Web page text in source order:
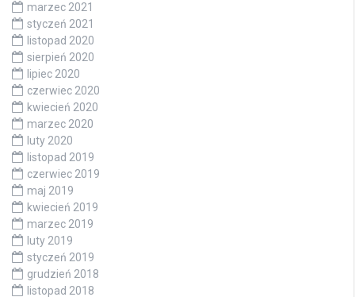
marzec 2021
styczeń 2021
listopad 2020
sierpień 2020
lipiec 2020
czerwiec 2020
kwiecień 2020
marzec 2020
luty 2020
listopad 2019
czerwiec 2019
maj 2019
kwiecień 2019
marzec 2019
luty 2019
styczeń 2019
grudzień 2018
listopad 2018